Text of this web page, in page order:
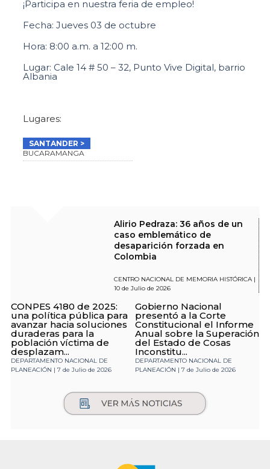
¡Participa en nuestra feria de empleo!
Fecha: Jueves 03 de octubre
Hora: 8:00 a.m. a 12:00 m.
Lugar: Cale 14 # 50 – 32, Punto Vive Digital, barrio
Albania
Lugares:
SANTANDER
BUCARAMANGA
Alirio Pedraza: 36 años de un
caso emblemático de
desaparición forzada en
Colombia
CENTRO NACIONAL DE MEMORIA HISTÓRICA |
10 de Julio de 2026
CONPES 4180 de 2025:
una política pública para
avanzar hacia soluciones
duraderas para la
población víctima de
desplazam...
DEPARTAMENTO NACIONAL DE
PLANEACIÓN | 7 de Julio de 2026
Gobierno Nacional
presentó a la Corte
Constitucional el Informe
Anual sobre la Superación
del Estado de Cosas
Inconstitu...
DEPARTAMENTO NACIONAL DE
PLANEACIÓN | 7 de Julio de 2026